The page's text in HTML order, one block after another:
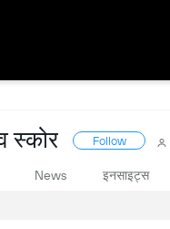
स्कोर Follow
News इनसाइट्स